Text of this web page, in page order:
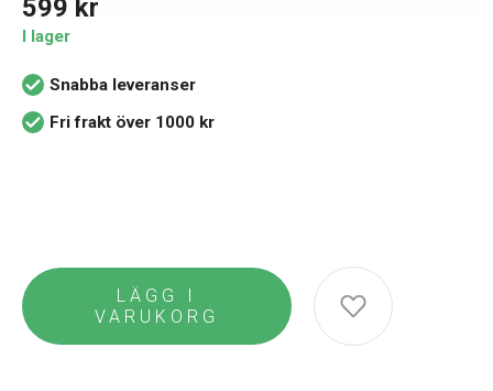
599 kr
I lager
Snabba leveranser
Fri frakt över 1000 kr
LÄGG I
VARUKORG